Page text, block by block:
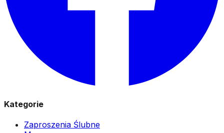
Kategorie
Zaproszenia Ślubne